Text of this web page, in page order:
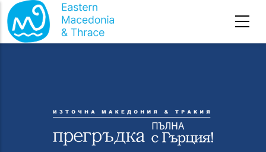
Премини към основното съдържание